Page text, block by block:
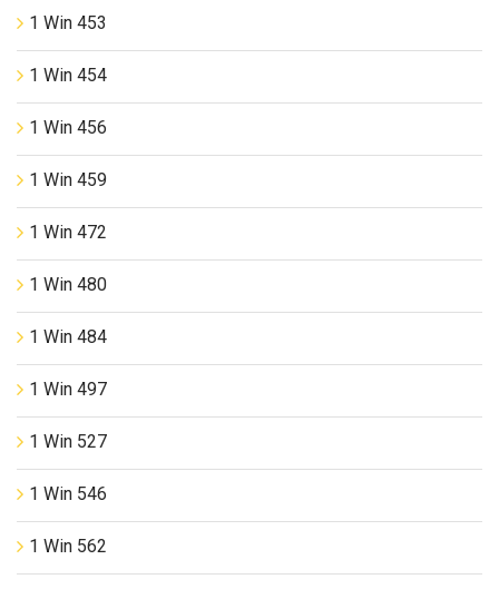
1 Win 453
1 Win 454
1 Win 456
1 Win 459
1 Win 472
1 Win 480
1 Win 484
1 Win 497
1 Win 527
1 Win 546
1 Win 562